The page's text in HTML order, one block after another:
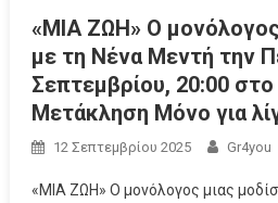
«ΜΙΑ ΖΩΗ» Ο
με τη Νένα Μεντή την
Σεπτεμβρίου, 20:00
Μετάκληση Μόνο για
12 Σεπτεμβρίου 2025 Gr4you
«ΜΙΑ ΖΩΗ» Ο μονόλογος μιας